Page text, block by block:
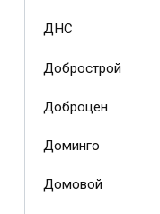
ДНС
Добрострой
Доброцен
Доминго
Домовой